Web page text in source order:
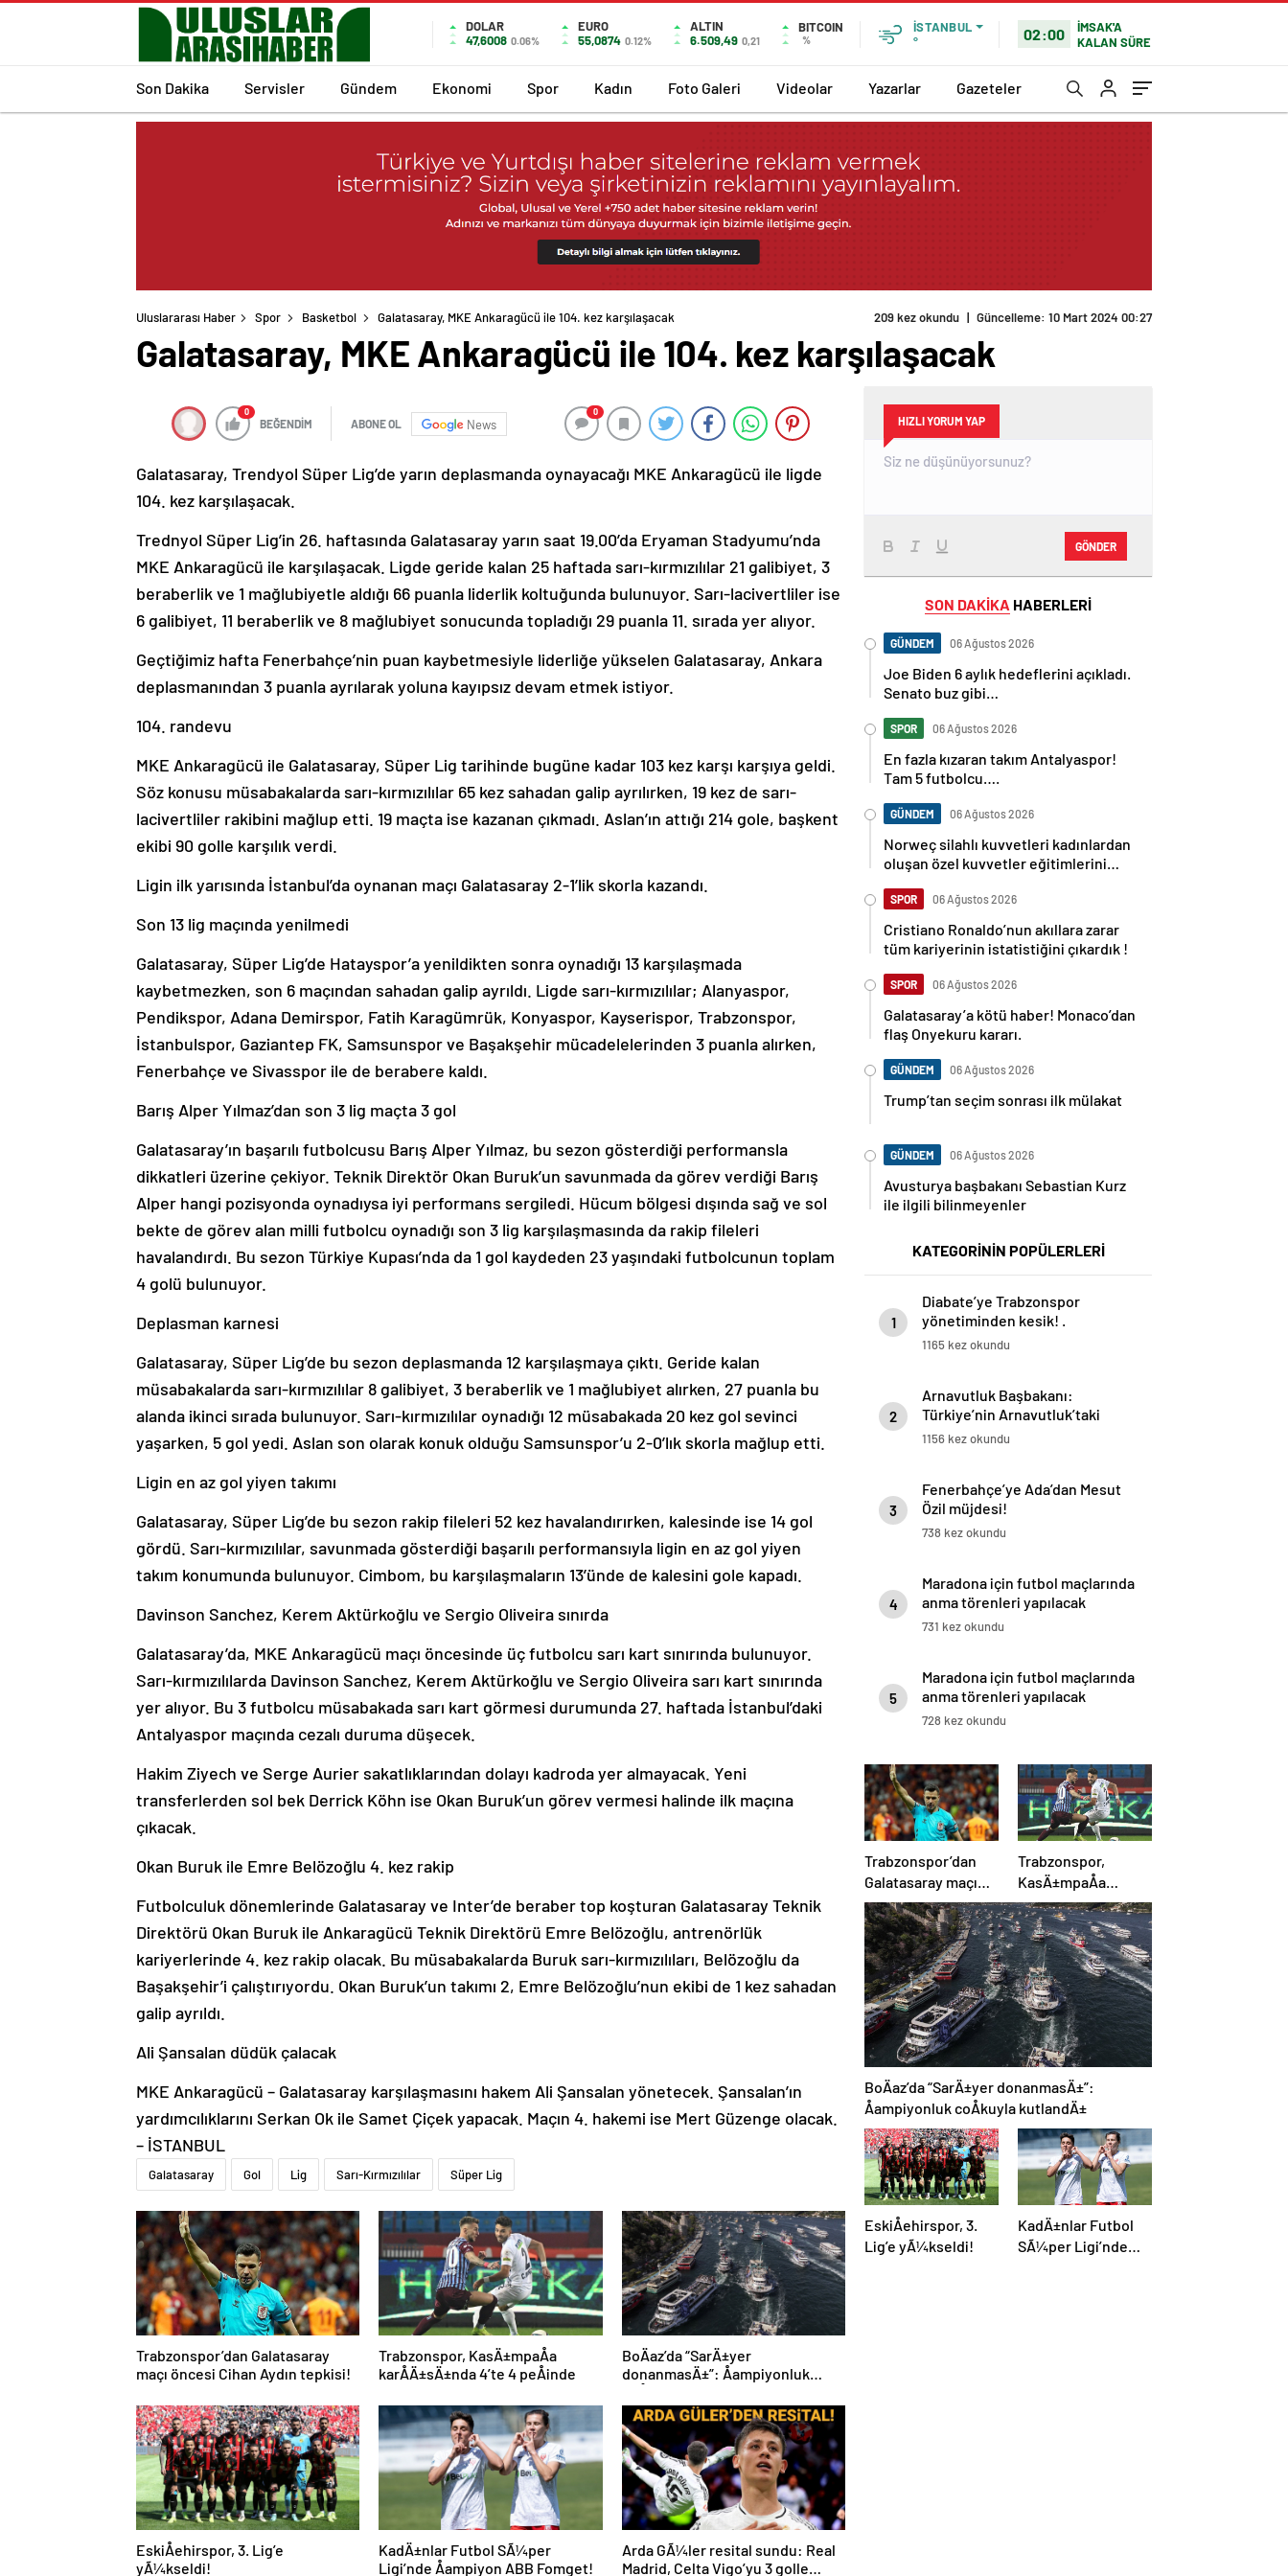
DOLAR
47,6008 0.06%
EURO
55,0874 0.12%
ALTIN
6.509,49 0,21
BITCOIN
%
İSTANBUL
°
02:00
İMSAK'A
KALAN SÜRE
Son Dakika Servisler Gündem Ekonomi Spor Kadın Foto Galeri Videolar Yazarlar Gazeteler
Uluslararası Haber Spor Basketbol Galatasaray, MKE Ankaragücü ile 104. kez karşılaşacak 209 kez okundu | Güncelleme: 10 Mart 2024 00:27
Galatasaray, MKE Ankaragücü ile 104. kez karşılaşacak
0
BEĞENDİM ABONE OL News
0
Galatasaray, Trendyol Süper Lig’de yarın deplasmanda oynayacağı MKE Ankaragücü ile ligde
104. kez karşılaşacak.
Trednyol Süper Lig’in 26. haftasında Galatasaray yarın saat 19.00’da Eryaman Stadyumu’nda
MKE Ankaragücü ile karşılaşacak. Ligde geride kalan 25 haftada sarı-kırmızılılar 21 galibiyet, 3
beraberlik ve 1 mağlubiyetle aldığı 66 puanla liderlik koltuğunda bulunuyor. Sarı-lacivertliler ise
6 galibiyet, 11 beraberlik ve 8 mağlubiyet sonucunda topladığı 29 puanla 11. sırada yer alıyor.
Geçtiğimiz hafta Fenerbahçe’nin puan kaybetmesiyle liderliğe yükselen Galatasaray, Ankara
deplasmanından 3 puanla ayrılarak yoluna kayıpsız devam etmek istiyor.
104. randevu
MKE Ankaragücü ile Galatasaray, Süper Lig tarihinde bugüne kadar 103 kez karşı karşıya geldi.
Söz konusu müsabakalarda sarı-kırmızılılar 65 kez sahadan galip ayrılırken, 19 kez de sarı-
lacivertliler rakibini mağlup etti. 19 maçta ise kazanan çıkmadı. Aslan’ın attığı 214 gole, başkent
ekibi 90 golle karşılık verdi.
Ligin ilk yarısında İstanbul’da oynanan maçı Galatasaray 2-1’lik skorla kazandı.
Son 13 lig maçında yenilmedi
Galatasaray, Süper Lig’de Hatayspor’a yenildikten sonra oynadığı 13 karşılaşmada
kaybetmezken, son 6 maçından sahadan galip ayrıldı. Ligde sarı-kırmızılılar; Alanyaspor,
Pendikspor, Adana Demirspor, Fatih Karagümrük, Konyaspor, Kayserispor, Trabzonspor,
İstanbulspor, Gaziantep FK, Samsunspor ve Başakşehir mücadelelerinden 3 puanla alırken,
Fenerbahçe ve Sivasspor ile de berabere kaldı.
Barış Alper Yılmaz’dan son 3 lig maçta 3 gol
Galatasaray’ın başarılı futbolcusu Barış Alper Yılmaz, bu sezon gösterdiği performansla
dikkatleri üzerine çekiyor. Teknik Direktör Okan Buruk’un savunmada da görev verdiği Barış
Alper hangi pozisyonda oynadıysa iyi performans sergiledi. Hücum bölgesi dışında sağ ve sol
bekte de görev alan milli futbolcu oynadığı son 3 lig karşılaşmasında da rakip fileleri
havalandırdı. Bu sezon Türkiye Kupası’nda da 1 gol kaydeden 23 yaşındaki futbolcunun toplam
4 golü bulunuyor.
Deplasman karnesi
Galatasaray, Süper Lig’de bu sezon deplasmanda 12 karşılaşmaya çıktı. Geride kalan
müsabakalarda sarı-kırmızılılar 8 galibiyet, 3 beraberlik ve 1 mağlubiyet alırken, 27 puanla bu
alanda ikinci sırada bulunuyor. Sarı-kırmızılılar oynadığı 12 müsabakada 20 kez gol sevinci
yaşarken, 5 gol yedi. Aslan son olarak konuk olduğu Samsunspor’u 2-0’lık skorla mağlup etti.
Ligin en az gol yiyen takımı
Galatasaray, Süper Lig’de bu sezon rakip fileleri 52 kez havalandırırken, kalesinde ise 14 gol
gördü. Sarı-kırmızılılar, savunmada gösterdiği başarılı performansıyla ligin en az gol yiyen
takım konumunda bulunuyor. Cimbom, bu karşılaşmaların 13’ünde de kalesini gole kapadı.
Davinson Sanchez, Kerem Aktürkoğlu ve Sergio Oliveira sınırda
Galatasaray’da, MKE Ankaragücü maçı öncesinde üç futbolcu sarı kart sınırında bulunuyor.
Sarı-kırmızılılarda Davinson Sanchez, Kerem Aktürkoğlu ve Sergio Oliveira sarı kart sınırında
yer alıyor. Bu 3 futbolcu müsabakada sarı kart görmesi durumunda 27. haftada İstanbul’daki
Antalyaspor maçında cezalı duruma düşecek.
Hakim Ziyech ve Serge Aurier sakatlıklarından dolayı kadroda yer almayacak. Yeni
transferlerden sol bek Derrick Köhn ise Okan Buruk’un görev vermesi halinde ilk maçına
çıkacak.
Okan Buruk ile Emre Belözoğlu 4. kez rakip
Futbolculuk dönemlerinde Galatasaray ve Inter’de beraber top koşturan Galatasaray Teknik
Direktörü Okan Buruk ile Ankaragücü Teknik Direktörü Emre Belözoğlu, antrenörlük
kariyerlerinde 4. kez rakip olacak. Bu müsabakalarda Buruk sarı-kırmızılıları, Belözoğlu da
Başakşehir’i çalıştırıyordu. Okan Buruk’un takımı 2, Emre Belözoğlu’nun ekibi de 1 kez sahadan
galip ayrıldı.
Ali Şansalan düdük çalacak
MKE Ankaragücü – Galatasaray karşılaşmasını hakem Ali Şansalan yönetecek. Şansalan’ın
yardımcılıklarını Serkan Ok ile Samet Çiçek yapacak. Maçın 4. hakemi ise Mert Güzenge olacak.
– İSTANBUL
Galatasaray Gol Lig Sarı-Kırmızılılar Süper Lig
Trabzonspor’dan Galatasaray
maçı öncesi Cihan Aydın tepkisi!
Trabzonspor, KasÄ±mpaÅa
karÅÄ±sÄ±nda 4’te 4 peÅinde
BoÄaz’da “SarÄ±yer
donanmasÄ±”: Åampiyonluk
EskiÅehirspor, 3. Lig’e
yÃ¼kseldi!
KadÄ±nlar Futbol SÃ¼per
Ligi’nde Åampiyon ABB Fomget!
Arda GÃ¼ler resital sundu: Real
Madrid, Celta Vigo’yu 3 golle
HIZLI YORUM YAP
GÖNDER
SON DAKİKA HABERLERİ
GÜNDEM 06 Ağustos 2026
Joe Biden 6 aylık hedeflerini açıkladı.
Senato buz gibi…
SPOR 06 Ağustos 2026
En fazla kızaran takım Antalyaspor!
Tam 5 futbolcu….
GÜNDEM 06 Ağustos 2026
Norweç silahlı kuvvetleri kadınlardan
oluşan özel kuvvetler eğitimlerini
SPOR 06 Ağustos 2026
Cristiano Ronaldo’nun akıllara zarar
tüm kariyerinin istatistiğini çıkardık !
SPOR 06 Ağustos 2026
Galatasaray’a kötü haber! Monaco’dan
flaş Onyekuru kararı.
GÜNDEM 06 Ağustos 2026
Trump’tan seçim sonrası ilk mülakat
GÜNDEM 06 Ağustos 2026
Avusturya başbakanı Sebastian Kurz
ile ilgili bilinmeyenler
KATEGORİNİN POPÜLERLERİ
1
Diabate’ye Trabzonspor
yönetiminden kesik! .
1165 kez okundu
2
Arnavutluk Başbakanı:
Türkiye’nin Arnavutluk’taki
yatırım potansiyeli daha yüksek
1156 kez okundu
3
Fenerbahçe’ye Ada’dan Mesut
Özil müjdesi!
738 kez okundu
4
Maradona için futbol maçlarında
anma törenleri yapılacak
731 kez okundu
5
Maradona için futbol maçlarında
anma törenleri yapılacak
728 kez okundu
Trabzonspor’dan
Galatasaray maçı
öncesi Cihan Aydın
tepkisi!
Trabzonspor,
KasÄ±mpaÅa
karÅÄ±sÄ±nda 4’te
4 peÅinde
BoÄaz’da “SarÄ±yer donanmasÄ±”:
Åampiyonluk coÅkuyla kutlandÄ±
EskiÅehirspor, 3.
Lig’e yÃ¼kseldi!
KadÄ±nlar Futbol
SÃ¼per Ligi’nde